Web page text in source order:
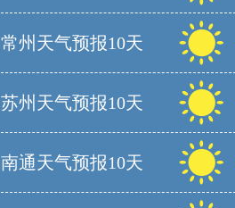
常州天气预报10天
苏州天气预报10天
南通天气预报10天